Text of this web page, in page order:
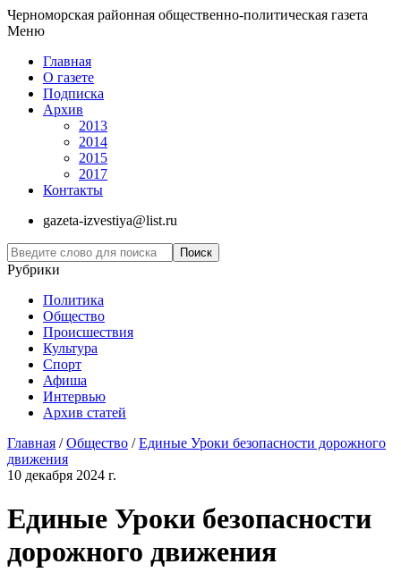
Черноморская районная общественно-политическая газета
Меню
Главная
О газете
Подписка
Архив
2013
2014
2015
2017
Контакты
gazeta-izvestiya@list.ru
Рубрики
Политика
Общество
Проиcшествия
Культура
Спорт
Афиша
Интервью
Архив статей
Главная /Общество /Единые Уроки безопасности дорожного
движения
10 декабря 2024 г.
Единые Уроки безопасности
дорожного движения